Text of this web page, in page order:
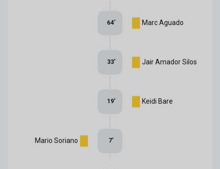
Marc Aguado
64’
Jair Amador Silos
33’
Keidi Bare
19’
Mario Soriano 7’